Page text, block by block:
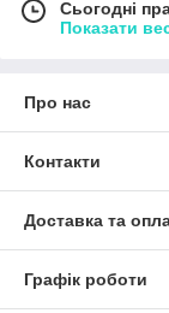
Сьогодні
Показати
Про нас
Контакти
Доставка та
Графік роботи